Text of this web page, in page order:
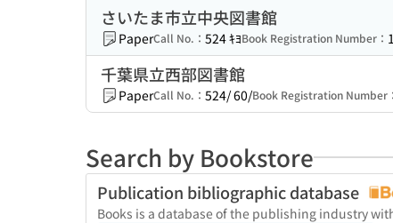
さいたま市立中央図書館
PaperCall No.： 524 ｷﾖBook Registration Number：
千葉県立西部図書館
PaperCall No.： 524/ 60/Book Registration Number：
Search by Bookstore
Publication bibliographic database
Books is a database of the publishing industry